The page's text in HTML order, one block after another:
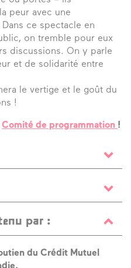
peur avec une
ce spectacle en
on tremble pour eux
discussions. On y parle
et de solidarité entre
le vertige et le goût du
!
Comité de programmation !
Valeria Vukadin
– l’Avant Courrier/
Courrier / régie
Julien Lefeuvre
Etienne Charles/ costumes
R, Scène Nationale de
par :
du Crédit Mutuel